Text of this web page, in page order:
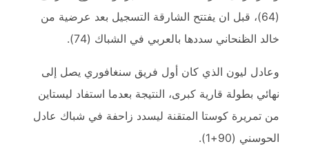
(64)، قبل ان يفتتح الشارقة التسجيل بعد عرضية من
خالد الظنحاني سددها بالعربي في الشباك (74).
وعادل ليون الذي كان أول فريق سنغافوري يصل إلى
نهائي بطولة قارية كبرى، النتيجة بعدما استفاد ليستاين
من تمريرة كوستا المتقنة ليسدد زاحفة في شباك عادل
الحوسني (90+1).